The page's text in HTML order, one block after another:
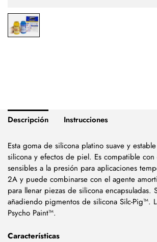
Descripción Instrucciones
Esta goma de silicona platino suave y
silicona y efectos de piel. Es compatible
sensibles a la presión para aplicaciones
2A y puede combinarse con el agente
para llenar piezas de silicona
añadiendo pigmentos de silicona Silc-Pig™.
Psycho Paint™.
Características